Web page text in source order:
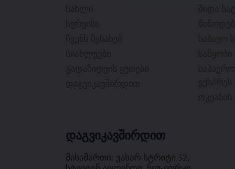
დაგვიკავშირდით
Მისამართი: Ვასარ Სტრიტი 52,